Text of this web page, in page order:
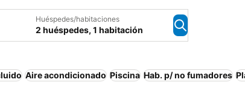
Huéspedes/habitaciones
2 huéspedes, 1 habitación
Aire acondicionado Piscina Hab. p/ no fumadores